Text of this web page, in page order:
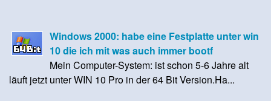
Windows 2000: habe eine Festplatte unter win
10 die ich mit was auch immer bootf
Mein Computer-System: ist schon 5-6 Jahre alt
läuft jetzt unter WIN 10 Pro in der 64 Bit Version.Ha...